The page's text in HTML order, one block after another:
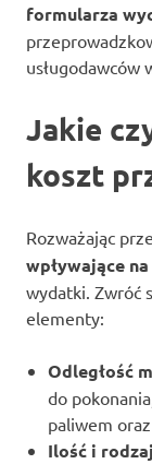
formularza
usługodawców
Jakie
koszt
Rozważając
wpływające
wydatki. Zwróć
elementy:
Odległość
do
paliwem
Ilość i